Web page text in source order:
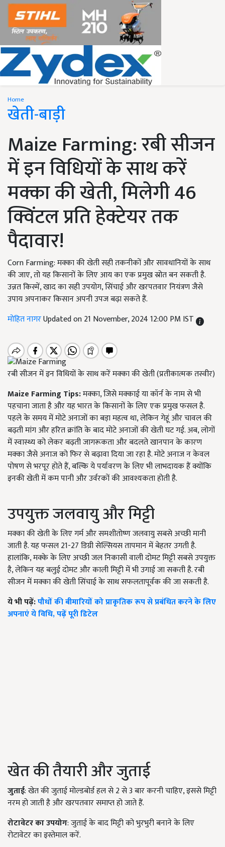
Home
खेती-बाड़ी
Maize Farming: रबी सीजन
में इन विधियों के साथ करें
मक्का की खेती, मिलेगी 46
क्विंटल प्रति हेक्टेयर तक
पैदावार!
Corn Farming: मक्‍का की खेती सही तकनीकों और सावधानियों के साथ
की जाए, तो यह किसानों के लिए आय का एक प्रमुख स्रोत बन सकती है.
उन्नत किस्में, खाद का सही उपयोग, सिंचाई और खरपतवार नियंत्रण जैसे
उपाय अपनाकर किसान अपनी उपज बढ़ा सकते हैं.
मोहित नागरUpdated on 21 November, 2024 12:00 PM IST
रबी सीजन में इन विधियों के साथ करें मक्का की खेती (प्रतीकात्मक तस्वीर)
Maize Farming Tips:मक्‍का, जिसे मक्काई या कॉर्न के नाम से भी
पहचाना जाता है और यह भारत के किसानों के लिए एक प्रमुख फसल है.
पहले के समय में मोटे अनाजों का बड़ा महत्व था, लेकिन गेहूं और चावल की
बढ़ती मांग और हरित क्रांति के बाद मोटे अनाजों की खेती घट गई. अब, लोगों
में स्वास्थ्य को लेकर बढ़ती जागरूकता और बदलते खानपान के कारण
मक्‍का जैसे अनाज को फिर से बढ़ावा दिया जा रहा है. मोटे अनाज न केवल
पोषण से भरपूर होते हैं, बल्कि ये पर्यावरण के लिए भी लाभदायक हैं क्योंकि
इनकी खेती में कम पानी और उर्वरकों की आवश्यकता होती है.
उपयुक्त जलवायु और मिट्टी
मक्‍का की खेती के लिए गर्म और समशीतोष्ण जलवायु सबसे अच्छी मानी
जाती है. यह फसल 21-27 डिग्री सेल्सियस तापमान में बेहतर उगती है.
हालांकि, मक्के के लिए अच्छी जल निकासी वाली दोमट मिट्टी सबसे उपयुक्त
है, लेकिन यह बलुई दोमट और काली मिट्टी में भी उगाई जा सकती है. रबी
सीजन में मक्‍का की खेती सिंचाई के साथ सफलतापूर्वक की जा सकती है.
ये भी पढ़ें:पौधों की बीमारियों को प्राकृतिक रूप से प्रबंधित करने के लिए
अपनाएं ये विधि, पढ़ें पूरी डिटेल
खेत की तैयारी और जुताई
जुताई: खेत की जुताई मोल्डबोर्ड हल से 2 से 3 बार करनी चाहिए, इससे मिट्टी
नरम हो जाती है और खरपतवार समाप्त हो जाते हैं.
रोटावेटर का उपयोग: जुताई के बाद मिट्टी को भुरभुरी बनाने के लिए
रोटावेटर का इस्तेमाल करें.